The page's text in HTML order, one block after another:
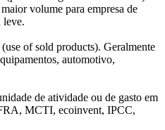
volume para empresa de
leve.
of sold products). Geralmente
automotivo,
de atividade ou de gasto em
MCTI, ecoinvent, IPCC,